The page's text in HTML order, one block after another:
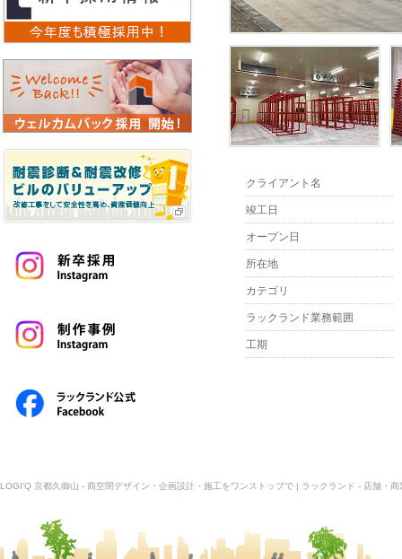
クライアント名
竣工日
オープン日
所在地
カテゴリ
ラックランド業務範囲
工期
LOGI'Q 京都久御山 - 商空間デザイン・企画設計・施工をワンストップで | ラックランド - 店舗・